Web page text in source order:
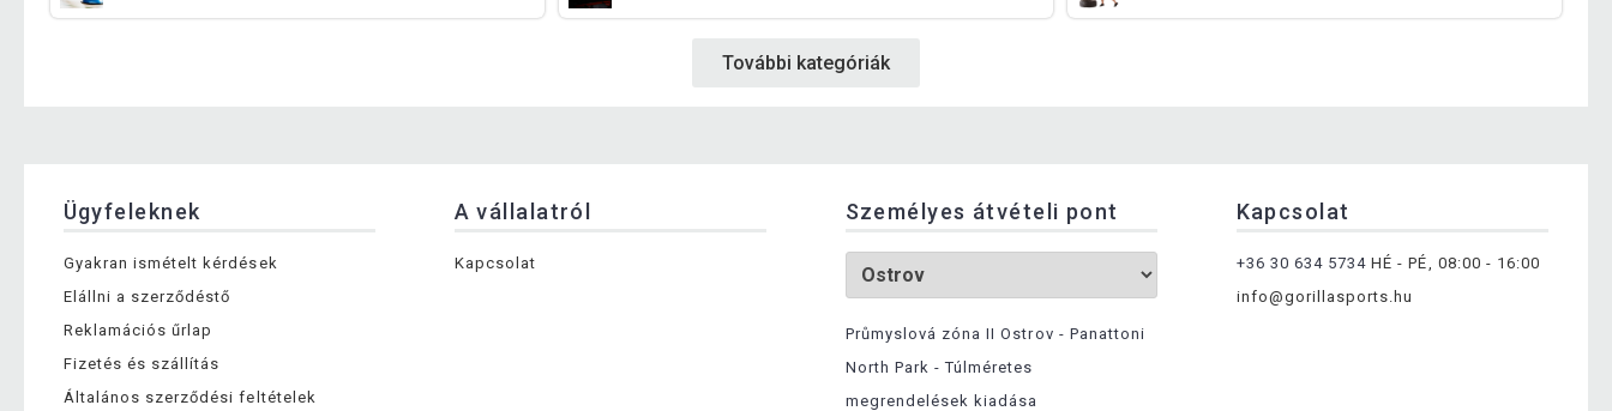
További kategóriák
Ügyfeleknek
Gyakran ismételt kérdések
Elállni a szerződéstő
Reklamációs űrlap
Fizetés és szállítás
Általános szerződési feltételek
A vállalatról
Kapcsolat
Személyes átvételi pont
Průmyslová zóna II Ostrov - Panattoni
North Park - Túlméretes
megrendelések kiadása
Kapcsolat
+36 30 634 5734 HÉ - PÉ, 08:00 - 16:00
info@gorillasports.hu